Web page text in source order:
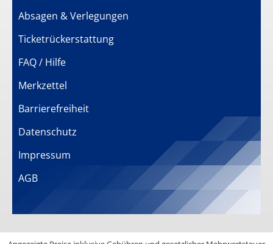
Absagen & Verlegungen
Ticketrückerstattung
FAQ / Hilfe
Merkzettel
Barrierefreiheit
Datenschutz
Impressum
AGB